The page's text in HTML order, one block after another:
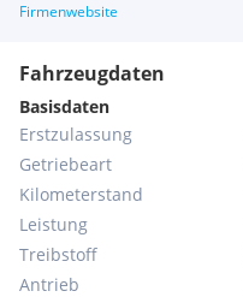
Firmenwebsite
Fahrzeugdaten
Basisdaten
Erstzulassung
Getriebeart
Kilometerstand
Leistung
Treibstoff
Antrieb